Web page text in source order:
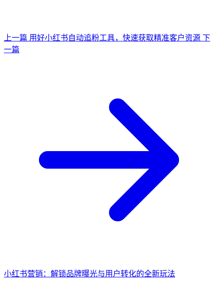
上一篇 用好小红书自动追粉工具，快速获取精准客户资源 下
一篇
小红书营销：解锁品牌曝光与用户转化的全新玩法